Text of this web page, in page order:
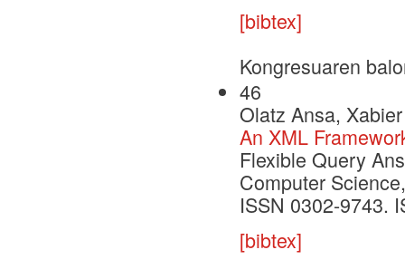
[bibtex]
Kongresuaren
46
Olatz Ansa,
An XML
Flexible Query
Computer
ISSN 0302-9743.
[bibtex]